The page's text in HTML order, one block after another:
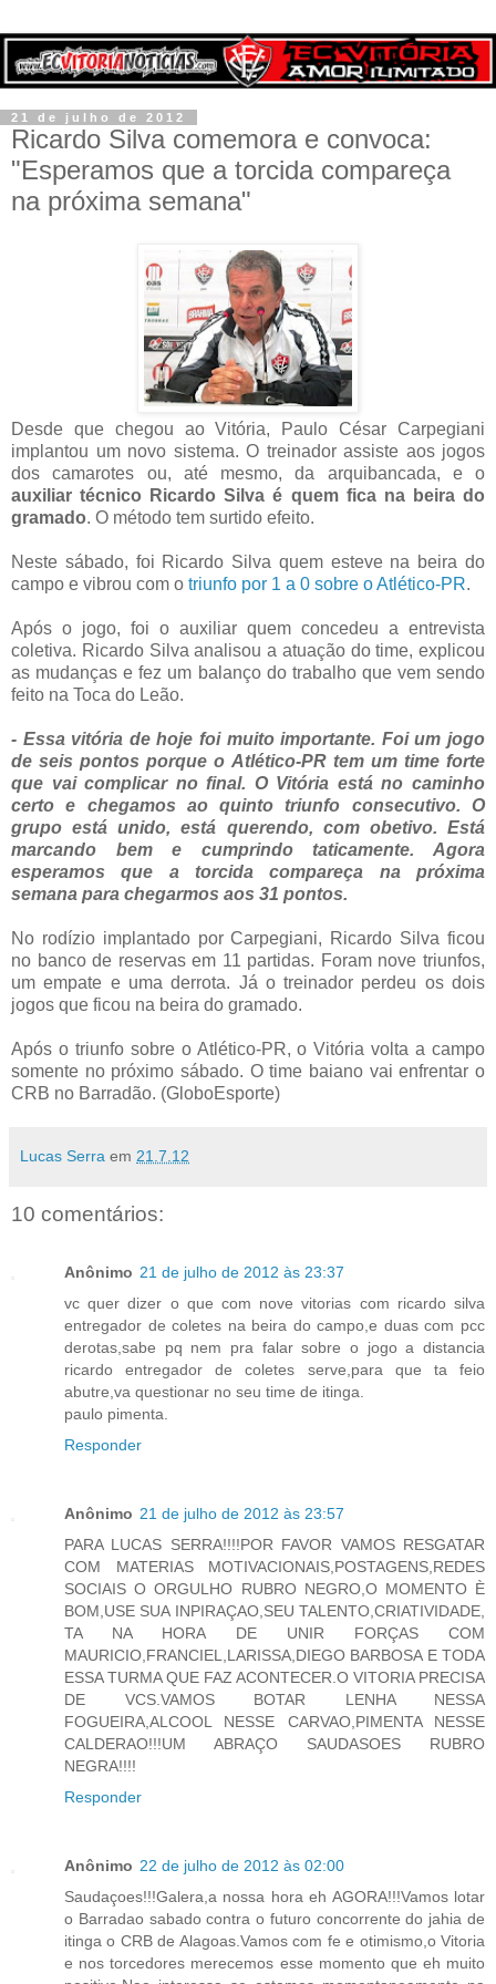
21 de julho de 2012
Ricardo Silva comemora e convoca:
"Esperamos que a torcida compareça
na próxima semana"
Desde que chegou ao Vitória, Paulo César Carpegiani
implantou um novo sistema. O treinador assiste aos jogos
dos camarotes ou, até mesmo, da arquibancada, e o
auxiliar técnico Ricardo Silva é quem fica na beira do
gramado. O método tem surtido efeito.
Neste sábado, foi Ricardo Silva quem esteve na beira do
campo e vibrou com o triunfo por 1 a 0 sobre o Atlético-PR.
Após o jogo, foi o auxiliar quem concedeu a entrevista
coletiva. Ricardo Silva analisou a atuação do time, explicou
as mudanças e fez um balanço do trabalho que vem sendo
feito na Toca do Leão.
- Essa vitória de hoje foi muito importante. Foi um jogo
de seis pontos porque o Atlético-PR tem um time forte
que vai complicar no final. O Vitória está no caminho
certo e chegamos ao quinto triunfo consecutivo. O
grupo está unido, está querendo, com obetivo. Está
marcando bem e cumprindo taticamente. Agora
esperamos que a torcida compareça na próxima
semana para chegarmos aos 31 pontos.
No rodízio implantado por Carpegiani, Ricardo Silva ficou
no banco de reservas em 11 partidas. Foram nove triunfos,
um empate e uma derrota. Já o treinador perdeu os dois
jogos que ficou na beira do gramado.
Após o triunfo sobre o Atlético-PR, o Vitória volta a campo
somente no próximo sábado. O time baiano vai enfrentar o
CRB no Barradão. (GloboEsporte)
Lucas Serra em 21.7.12
10 comentários:
Anônimo 21 de julho de 2012 às 23:37
vc quer dizer o que com nove vitorias com ricardo silva
entregador de coletes na beira do campo,e duas com pcc
derotas,sabe pq nem pra falar sobre o jogo a distancia
ricardo entregador de coletes serve,para que ta feio
abutre,va questionar no seu time de itinga.
paulo pimenta.
Responder
Anônimo 21 de julho de 2012 às 23:57
PARA LUCAS SERRA!!!!POR FAVOR VAMOS RESGATAR
COM MATERIAS MOTIVACIONAIS,POSTAGENS,REDES
SOCIAIS O ORGULHO RUBRO NEGRO,O MOMENTO È
BOM,USE SUA INPIRAÇAO,SEU TALENTO,CRIATIVIDADE,
TA NA HORA DE UNIR FORÇAS COM
MAURICIO,FRANCIEL,LARISSA,DIEGO BARBOSA E TODA
ESSA TURMA QUE FAZ ACONTECER.O VITORIA PRECISA
DE VCS.VAMOS BOTAR LENHA NESSA
FOGUEIRA,ALCOOL NESSE CARVAO,PIMENTA NESSE
CALDERAO!!!UM ABRAÇO SAUDASOES RUBRO
NEGRA!!!!
Responder
Anônimo 22 de julho de 2012 às 02:00
Saudaçoes!!!Galera,a nossa hora eh AGORA!!!Vamos lotar
o Barradao sabado contra o futuro concorrente do jahia de
itinga o CRB de Alagoas.Vamos com fe e otimismo,o Vitoria
e nos torcedores merecemos esse momento que eh muito